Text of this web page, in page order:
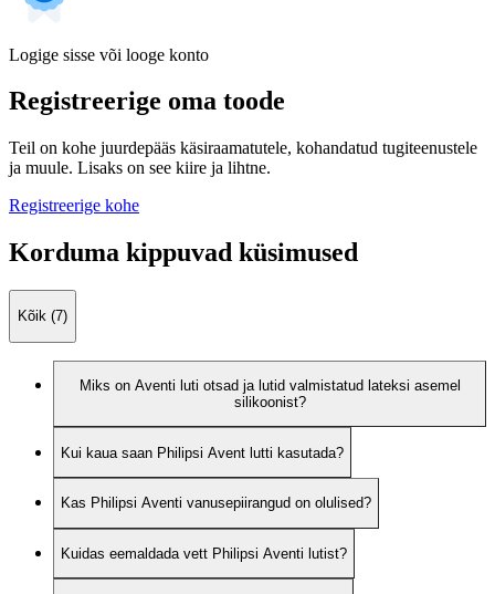
Logige sisse või looge konto
Registreerige oma toode
Teil on kohe juurdepääs käsiraamatutele, kohandatud tugiteenustele
ja muule. Lisaks on see kiire ja lihtne.
Registreerige kohe
Korduma kippuvad küsimused
Kõik (7)
Miks on Aventi luti otsad ja lutid valmistatud lateksi asemel
silikoonist?
Kui kaua saan Philipsi Avent lutti kasutada?
Kas Philipsi Aventi vanusepiirangud on olulised?
Kuidas eemaldada vett Philipsi Aventi lutist?